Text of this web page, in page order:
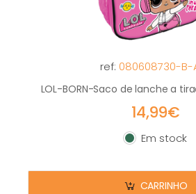
ref: 080608730-B-
LOL-BORN-Saco de lanche a
14,99€
Em stock
Em stock
CARRINHO